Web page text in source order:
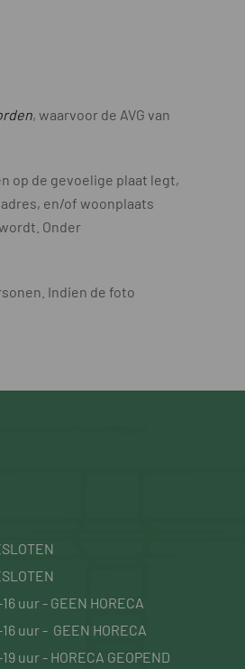
, waarvoor de AVG van
op de gevoelige plaat legt,
en/of woonplaats
Onder
Indien de foto
uur - GEEN HORECA
16 uur - GEEN HORECA
uur - HORECA GEOPEND